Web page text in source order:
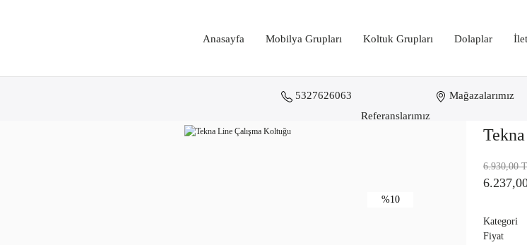
Anasayfa Mobilya Grupları Koltuk Grupları Dolaplar
Referanslarımız
5327626063 Mağazalarımız
Tekna Line Çalışma Koltuğu
%10
6.930,00
Kategori
Fiyat